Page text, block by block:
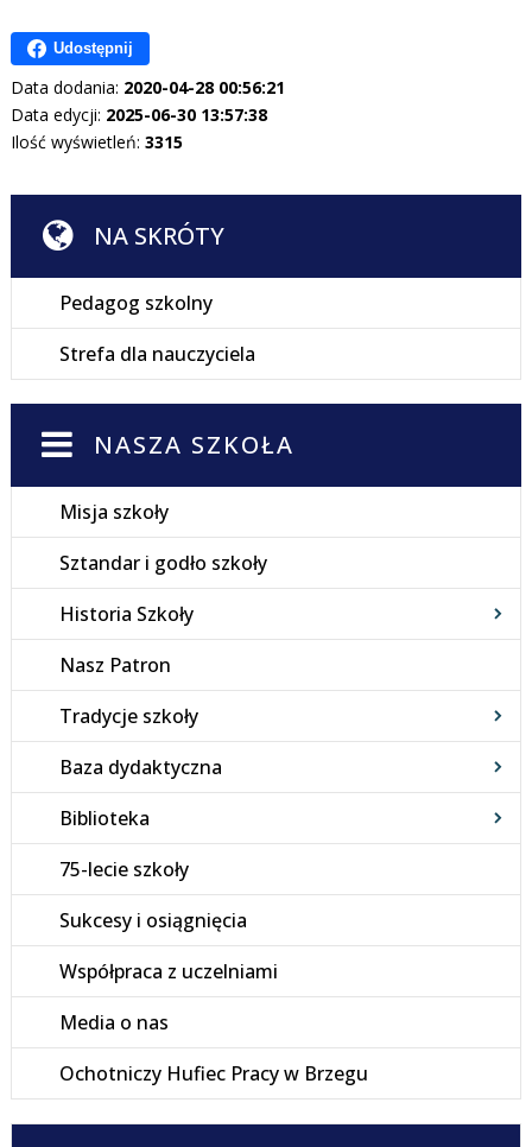
Udostępnij
Data dodania: 2020-04-28 00:56:21
Data edycji: 2025-06-30 13:57:38
Ilość wyświetleń: 3315
NA SKRÓTY
Pedagog szkolny
Strefa dla nauczyciela
NASZA SZKOŁA
Misja szkoły
Sztandar i godło szkoły
Historia Szkoły
Nasz Patron
Tradycje szkoły
Baza dydaktyczna
Biblioteka
75-lecie szkoły
Sukcesy i osiągnięcia
Współpraca z uczelniami
Media o nas
Ochotniczy Hufiec Pracy w Brzegu